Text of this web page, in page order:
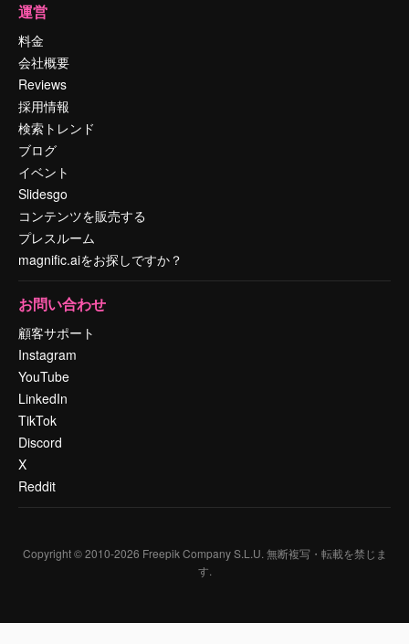
運営
料金
会社概要
Reviews
採用情報
検索トレンド
ブログ
イベント
Slidesgo
コンテンツを販売する
プレスルーム
magnific.aiをお探しですか？
お問い合わせ
顧客サポート
Instagram
YouTube
LinkedIn
TikTok
Discord
X
Reddit
Copyright © 2010-2026 Freepik Company S.L.U. 無断複写・転載を禁じま
す.